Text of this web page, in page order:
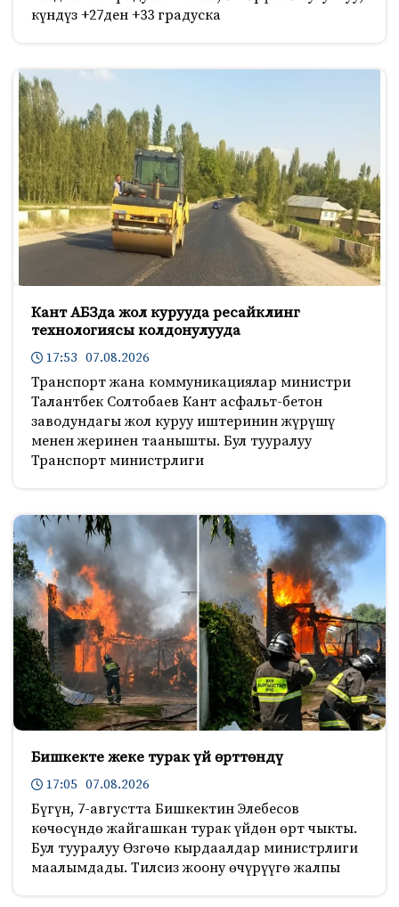
күндүз +27ден +33 градуска
Кант АБЗда жол курууда ресайклинг
технологиясы колдонулууда
17:53 07.08.2026
Транспорт жана коммуникациялар министри
Талантбек Солтобаев Кант асфальт-бетон
заводундагы жол куруу иштеринин жүрүшү
менен жеринен таанышты. Бул тууралуу
Транспорт министрлиги
Бишкекте жеке турак үй өрттөндү
17:05 07.08.2026
Бүгүн, 7-августта Бишкектин Элебесов
көчөсүндө жайгашкан турак үйдөн өрт чыкты.
Бул тууралуу Өзгөчө кырдаалдар министрлиги
маалымдады. Тилсиз жоону өчүрүүгө жалпы